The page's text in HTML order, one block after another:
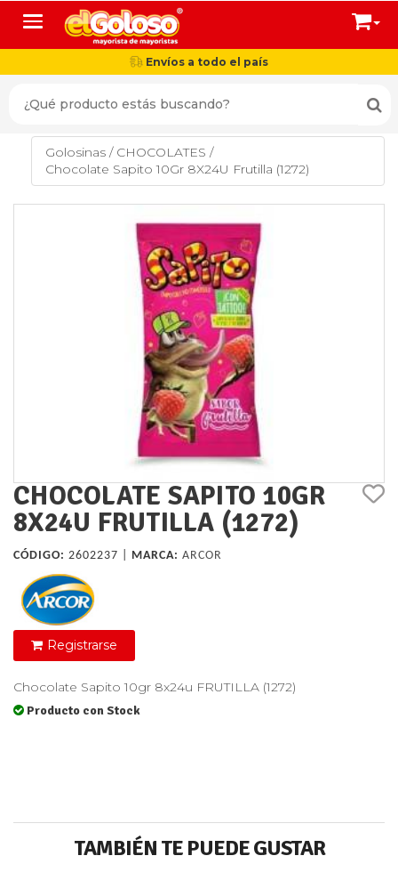
Toggle navigation
Envíos a todo el país
Golosinas / CHOCOLATES /
Chocolate Sapito 10Gr 8X24U Frutilla (1272)
CHOCOLATE SAPITO 10GR
8X24U FRUTILLA (1272)
CÓDIGO: 2602237 | MARCA: ARCOR
Registrarse
Chocolate Sapito 10gr 8x24u FRUTILLA (1272)
Producto con Stock
TAMBIÉN TE PUEDE GUSTAR